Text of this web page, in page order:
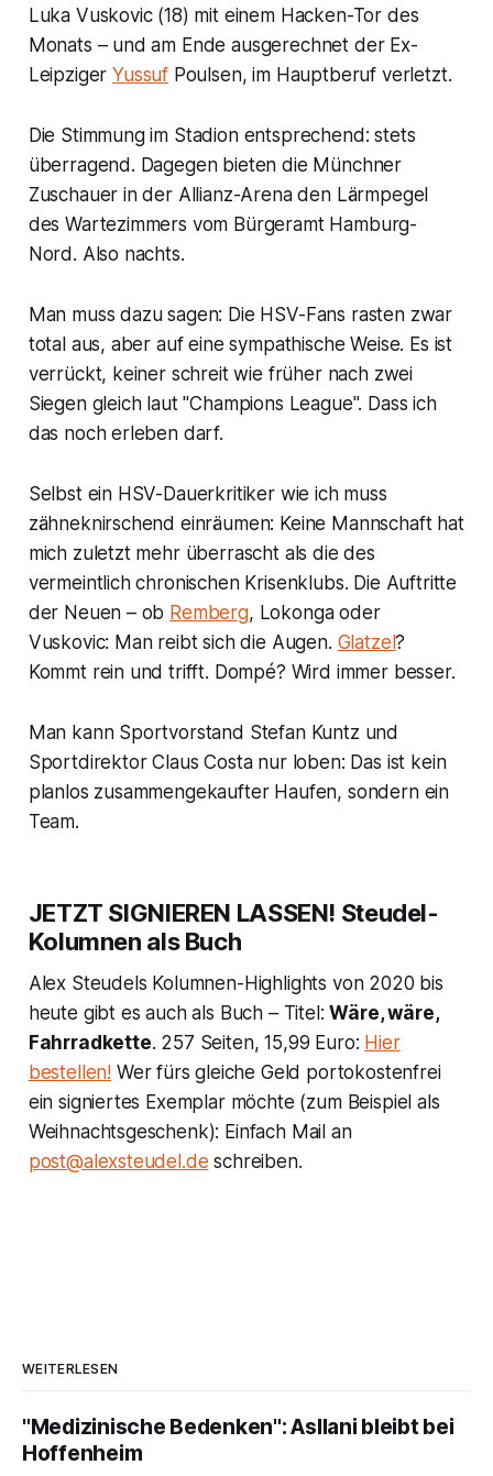
Luka Vuskovic (18) mit einem Hacken-Tor des
Monats – und am Ende ausgerechnet der Ex-
LeipzigerYussuf Poulsen, im Hauptberuf verletzt.
Die Stimmung im Stadion entsprechend: stets
überragend. Dagegen bieten die Münchner
Zuschauer in der Allianz-Arena den Lärmpegel
des Wartezimmers vom Bürgeramt Hamburg-
Nord. Also nachts.
Man muss dazu sagen: Die HSV-Fans rasten zwar
total aus, aber auf eine sympathische Weise. Es ist
verrückt, keiner schreit wie früher nach zwei
Siegen gleich laut "Champions League". Dass ich
das noch erleben darf.
Selbst ein HSV-Dauerkritiker wie ich muss
zähneknirschend einräumen: Keine Mannschaft hat
mich zuletzt mehr überrascht als die des
vermeintlich chronischen Krisenklubs. Die Auftritte
der Neuen – ob Remberg, Lokonga oder
Vuskovic: Man reibt sich die Augen. Glatzel?
Kommt rein und trifft. Dompé? Wird immer besser.
Man kann Sportvorstand Stefan Kuntz und
Sportdirektor Claus Costa nur loben: Das ist kein
planlos zusammengekaufter Haufen, sondern ein
Team.
JETZT SIGNIEREN LASSEN! Steudel-
Kolumnen als Buch
Alex Steudels Kolumnen-Highlights von 2020 bis
heute gibt es auch als Buch – Titel:Wäre, wäre,
Fahrradkette. 257 Seiten, 15,99 Euro: Hier
bestellen! Wer fürs gleiche Geld portokostenfrei
ein signiertes Exemplar möchte (zum Beispiel als
Weihnachtsgeschenk): Einfach Mail an
post@alexsteudel.de schreiben.
WEITERLESEN
"Medizinische Bedenken": Asllani bleibt bei
Hoffenheim